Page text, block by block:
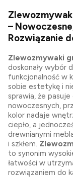
–
Rozwiązanie
Zlewozmywaki
doskonały wybór
funkcjonalność w
sobie estetykę i
sprawia, że
nowoczesnych,
kolor nadaje
ciepło, a
drewnianymi
i szkłem.
to synonim
łatwości w
rozwiązaniem do